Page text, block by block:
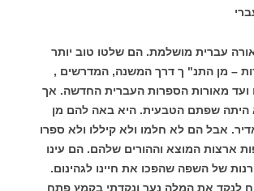
עברית מושלמת. הם שלטו טוב יותר
– מן התנ" ך דרך המשנה, המדרשים ,
ועד מאורות הספרות העברית החדשה. אך
שפתם הטבעית. היא באה להם מן
אבל הם לא חלמו ולא קיללו ולא ספרו
ארצות המוצא וההורים שלהם. הם עינו
של השפה שהפכו את חיינו לגהינום.
לנקד את המלה נער ונקדתי בקמץ פתח